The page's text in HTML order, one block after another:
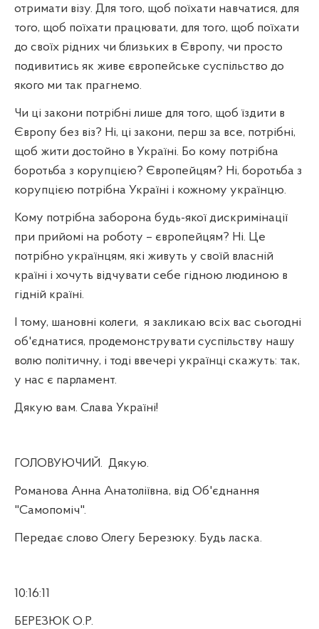
отримати візу. Для того, щоб поїхати навчатися, для
того, щоб поїхати працювати, для того, щоб поїхати
до своїх рідних чи близьких в Європу, чи просто
подивитись як живе європейське суспільство до
якого ми так прагнемо.
Чи ці закони потрібні лише для того, щоб їздити в
Європу без віз? Ні, ці закони, перш за все, потрібні,
щоб жити достойно в Україні. Бо кому потрібна
боротьба з корупцією? Європейцям? Ні, боротьба з
корупцією потрібна Україні і кожному українцю.
Кому потрібна заборона будь-якої дискримінації
при прийомі на роботу – європейцям? Ні. Це
потрібно українцям, які живуть у своїй власній
країні і хочуть відчувати себе гідною людиною в
гідній країні.
І тому, шановні колеги, я закликаю всіх вас сьогодні
об'єднатися, продемонструвати суспільству нашу
волю політичну, і тоді ввечері українці скажуть: так,
у нас є парламент.
Дякую вам. Слава Україні!
ГОЛОВУЮЧИЙ. Дякую.
Романова Анна Анатоліївна, від Об'єднання
"Самопоміч".
Передає слово Олегу Березюку. Будь ласка.
10:16:11
БЕРЕЗЮК О.Р.